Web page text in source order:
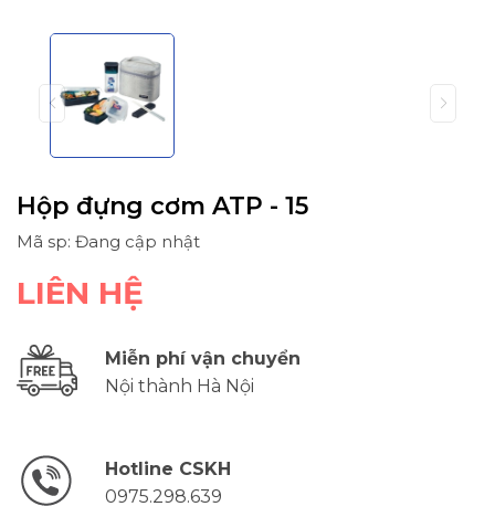
Hộp đựng cơm ATP - 15
Mã sp: Đang cập nhật
LIÊN HỆ
Miễn phí vận chuyển
Nội thành Hà Nội
Hotline CSKH
0975.298.639